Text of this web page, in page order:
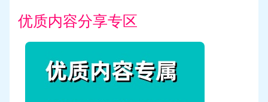
优质内容分享专区